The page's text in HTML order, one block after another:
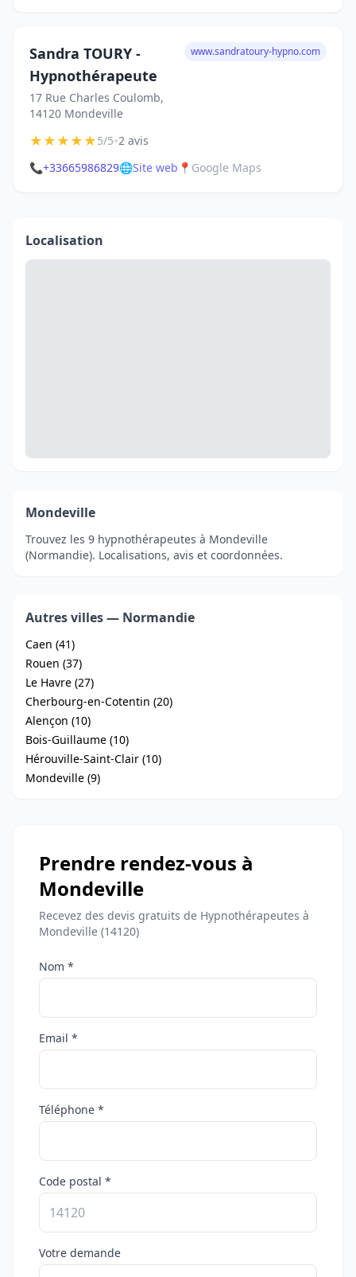
Sandra TOURY -
Hypnothérapeute
17 Rue Charles Coulomb,
14120 Mondeville
www.sandratoury-hypno.com
★★★★★5/5•2 avis
📞+33665986829🌐Site web 📍 Google Maps
Localisation
Mondeville
Trouvez les 9 hypnothérapeutes à Mondeville
(Normandie). Localisations, avis et coordonnées.
Autres villes — Normandie
Caen (41)
Rouen (37)
Le Havre (27)
Cherbourg-en-Cotentin (20)
Alençon (10)
Bois-Guillaume (10)
Hérouville-Saint-Clair (10)
Mondeville (9)
Prendre rendez-vous à
Mondeville
Recevez des devis gratuits de Hypnothérapeutes à
Mondeville (14120)
Nom *
Email *
Téléphone *
Code postal *
Votre demande